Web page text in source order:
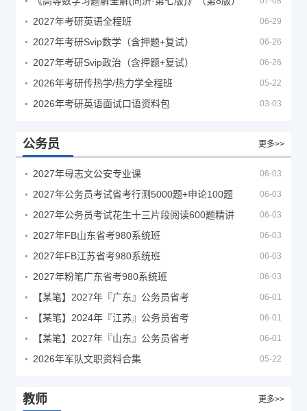
2027年考研英语全程班 06-29
2027年考研Svip数学（含押题+复试） 06-26
2027年考研Svip政治（含押题+复试） 06-26
2026年考研传热学/热力学全程班 05-22
2026年考研英语面试口语资料包 03-03
公务员 更多>>
2027年母志文公安专业课 06-03
2027年公务员考试省考行测5000题+申论100题 06-03
2027年公务员考试花生十三片段阅读600题精讲 06-03
2027年FB山东省考980系统班 06-03
2027年FB江苏省考980系统班 06-03
2027年粉笔广东省考980系统班 06-03
【某笔】2027年『广东』公务员省考 06-01
【某笔】2024年『江苏』公务员省考 06-01
【某笔】2027年『山东』公务员省考 06-01
2026年军队文职资料合集 05-22
教师 更多>>